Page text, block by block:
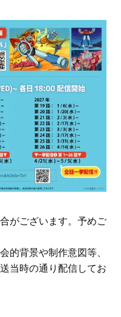
がございます。予めご
的背景や制作意図等、
当時の通り配信してお